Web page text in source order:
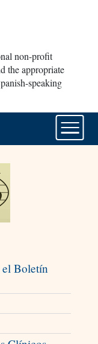
non-profit
the appropriate
speaking
el Boletín